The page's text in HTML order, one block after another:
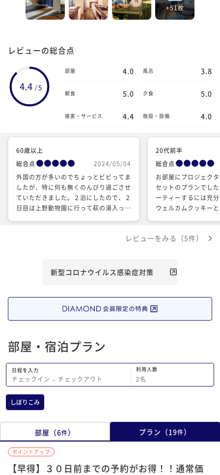
+51枚
レビューの総合点
4.4 /5
部屋 4.0 風呂 3.8
朝食 5.0 夕食 5.0
接客・サービス 4.4 施設・設備 4.0
60歳以上
総合点
2024/05/04
外国の方が多いのでちょっとビビってま
したが、特に何も無くのんびり過ごさせ
ていただきました。２泊にしたので、２
日目は上野動物園に行って萩の湯入って
日になりました。朝ご飯も夜のハンバー
20代前半
総合点
お部屋にプロジェク
セットのプランでし
ーティーするには充
ウェルカムクッキー
レビューをみる（5件）
新型コロナウイルス感染症対策
部屋・宿泊プラン
日程を入力
チェックイン − チェックアウト
利用人数
2名
しぼりこみ
部屋 （6件） プラン （19件）
ポイントアップ
【早得】３０日前までの予約がお得！！通常価